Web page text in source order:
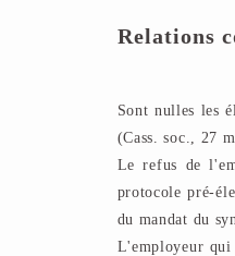
Relations
Sont nulles les
(Cass. soc., 27
Le refus de
protocole pré-
du mandat du
L'employeur qui